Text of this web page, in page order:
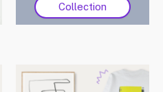
Collection